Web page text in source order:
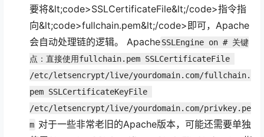
要将&lt;code>SSLCertificateFile&lt;/code>指令指
向&lt;code>fullchain.pem&lt;/code>即可，Apache
会自动处理链的逻辑。 ApacheSSLEngine on # 关键
点：直接使用fullchain.pem SSLCertificateFile
/etc/letsencrypt/live/yourdomain.com/fullchain.
pem SSLCertificateKeyFile
/etc/letsencrypt/live/yourdomain.com/privkey.pe
m 对于一些非常老旧的Apache版本，可能还需要单独